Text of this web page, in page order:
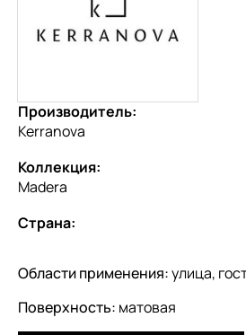
Производитель:
Kerranova
Коллекция:
Madera
Страна:
Области применения:улица,
Поверхность: матовая